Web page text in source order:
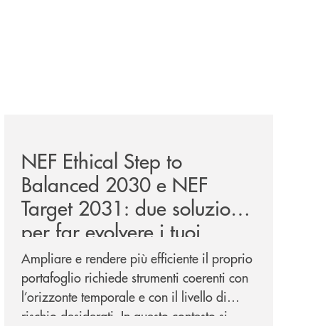
NEF Ethical Step to
Balanced 2030 e NEF
Target 2031: due soluzioni
per far evolvere i tuoi
investimenti
Ampliare e rendere più efficiente il proprio
portafoglio richiede strumenti coerenti con
l’orizzonte temporale e con il livello di
rischio desiderati. In questo contesto si